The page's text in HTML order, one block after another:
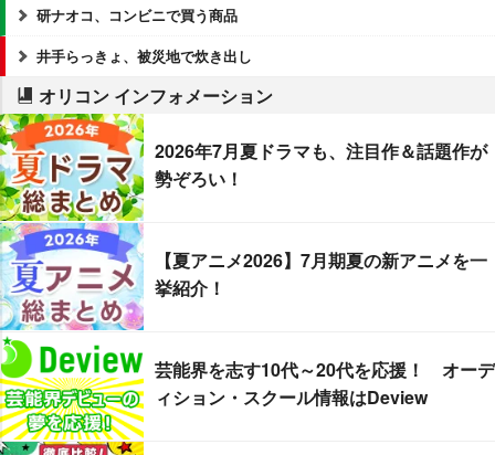
研ナオコ、コンビニで買う商品
井手らっきょ、被災地で炊き出し
オリコン インフォメーション
2026年7月夏ドラマも、注目作＆話題作が
勢ぞろい！
【夏アニメ2026】7月期夏の新アニメを一
挙紹介！
芸能界を志す10代～20代を応援！ オーデ
ィション・スクール情報はDeview